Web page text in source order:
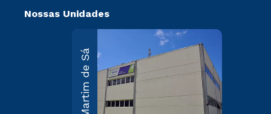
Nossas Unidades
Martim de Sá